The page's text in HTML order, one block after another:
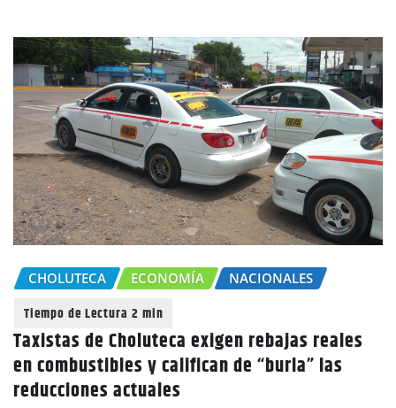
CHOLUTECA ECONOMÍA NACIONALES
Taxistas de Choluteca exigen rebajas reales
en combustibles y califican de “burla” las
reducciones actuales